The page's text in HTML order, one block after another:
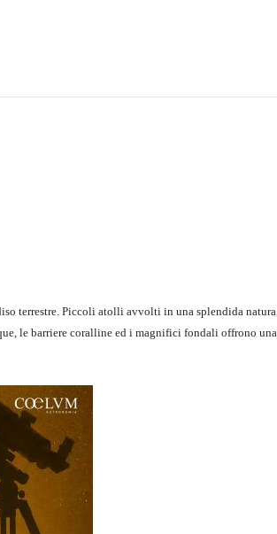
terrestre. Piccoli atolli avvolti in una splendida natura,
le barriere coralline ed i magnifici fondali offrono una